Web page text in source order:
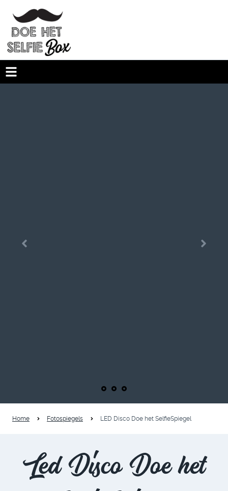
Home Fotospiegels LED Disco Doe het SelfieSpiegel
Led Disco Doe het